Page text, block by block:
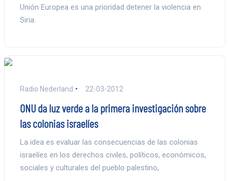
Unión Europea es una prioridad detener la violencia en
Siria.
Radio Nederland 22-03-2012
ONU da luz verde a la primera investigación sobre
las colonias israelíes
La idea es evaluar las consecuencias de las colonias
israelíes en los derechos civiles, políticos, económicos,
sociales y culturales del pueblo palestino,